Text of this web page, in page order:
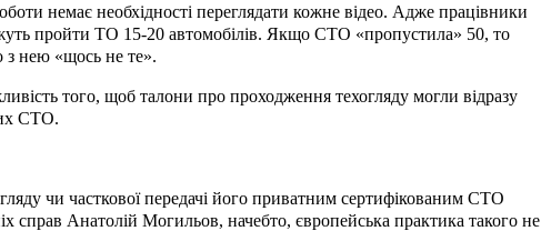
немає необхідності переглядати кожне відео. Адже працівники
пройти ТО 15-20 автомобілів. Якщо СТО «пропустила» 50, то
з нею «щось не те».
того, щоб талони про проходження техогляду могли відразу
СТО.
чи часткової передачі його приватним сертифікованим СТО
справ Анатолій Могильов, начебто, європейська практика такого не